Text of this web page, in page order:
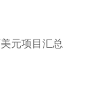
元项目汇总